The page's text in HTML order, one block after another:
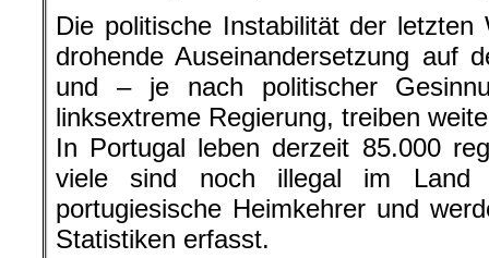
Die politische Instabilität der
drohende Auseinandersetzung auf
und – je nach politischer
linksextreme Regierung, treiben
In Portugal leben derzeit 85.000
viele sind noch illegal im Land
portugiesische Heimkehrer und
Statistiken erfasst.